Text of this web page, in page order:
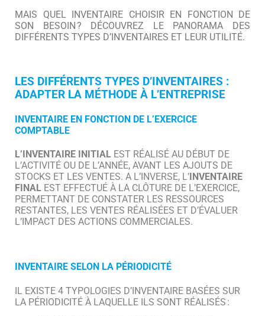
MAIS QUEL INVENTAIRE CHOISIR EN FONCTION DE
SON BESOIN ? DÉCOUVREZ LE PANORAMA DES
DIFFÉRENTS TYPES D’INVENTAIRES ET LEUR UTILITÉ.
LES DIFFÉRENTS TYPES D’INVENTAIRES :
ADAPTER LA MÉTHODE À L’ENTREPRISE
INVENTAIRE EN FONCTION DE L’EXERCICE
COMPTABLE
L’INVENTAIRE INITIAL EST RÉALISÉ AU DÉBUT DE
L’ACTIVITÉ OU DE L’ANNÉE, AVANT LES AJOUTS DE
STOCKS ET LES VENTES. A L’INVERSE, L’INVENTAIRE
FINAL EST EFFECTUÉ À LA CLÔTURE DE L’EXERCICE,
PERMETTANT DE CONSTATER LES RESSOURCES
RESTANTES, LES VENTES RÉALISÉES ET D’ÉVALUER
L’IMPACT DES ACTIONS COMMERCIALES.
INVENTAIRE SELON LA PÉRIODICITÉ
IL EXISTE 4 TYPOLOGIES D’INVENTAIRE BASÉES SUR
LA PÉRIODICITÉ À LAQUELLE ILS SONT RÉALISÉS :